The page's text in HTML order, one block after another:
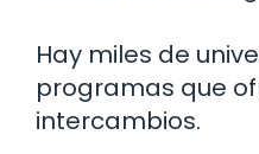
Hay miles de
programas que
intercambios.